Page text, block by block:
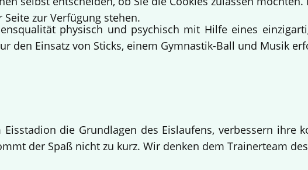
physisch und psychisch mit Hilfe eines
den Einsatz von Sticks, einem Gymnastik-Ball und Musik
die Grundlagen des Eislaufens, verbessern ihre
der Spaß nicht zu kurz. Wir denken dem Trainerteam
zur Verfügung stehen.